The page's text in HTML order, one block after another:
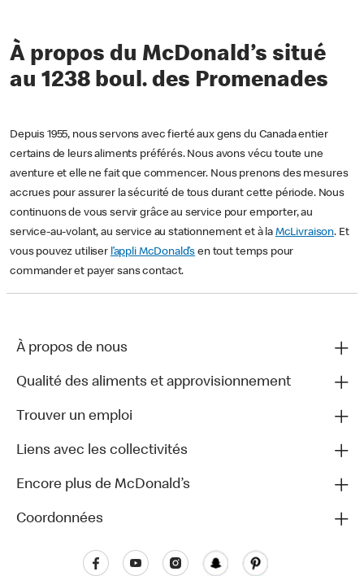
À propos du McDonald’s situé
au 1238 boul. des Promenades
Depuis 1955, nous servons avec fierté aux gens du Canada entier
certains de leurs aliments préférés. Nous avons vécu toute une
aventure et elle ne fait que commencer. Nous prenons des mesures
accrues pour assurer la sécurité de tous durant cette période. Nous
continuons de vous servir grâce au service pour emporter, au
service-au-volant, au service au stationnement et à la McLivraison. Et
vous pouvez utiliser l’appli McDonald’s en tout temps pour
commander et payer sans contact.
À propos de nous
Qualité des aliments et approvisionnement
Trouver un emploi
Liens avec les collectivités
Encore plus de McDonald’s
Coordonnées